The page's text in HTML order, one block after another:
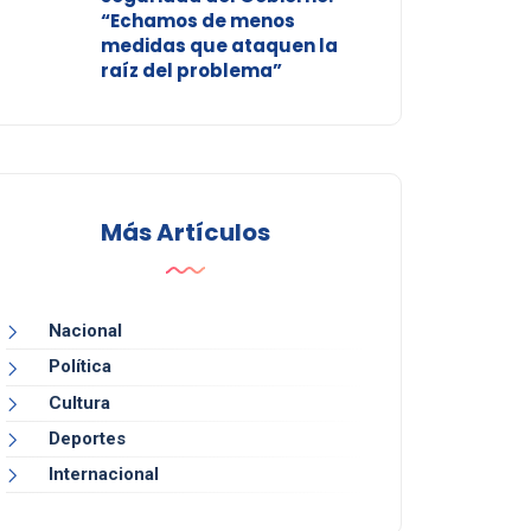
“Echamos de menos
medidas que ataquen la
raíz del problema”
Más Artículos
Nacional
Política
Cultura
Deportes
Internacional